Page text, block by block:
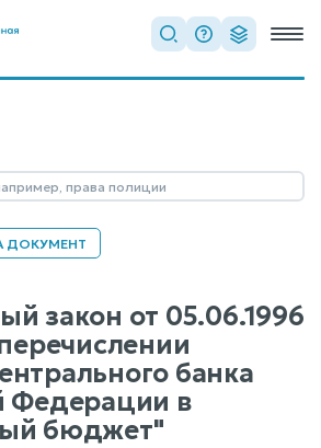
ДОКУМЕНТ
закон от 05.06.1996
банка
Федерации в
бюджет"